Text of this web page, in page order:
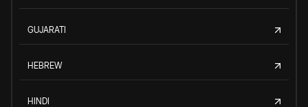
GUJARATI
HEBREW
HINDI